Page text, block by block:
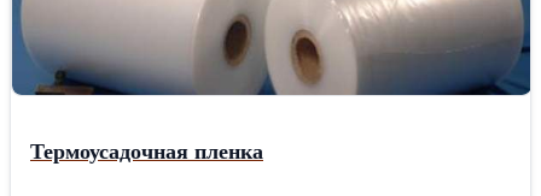
Термоусадочная пленка